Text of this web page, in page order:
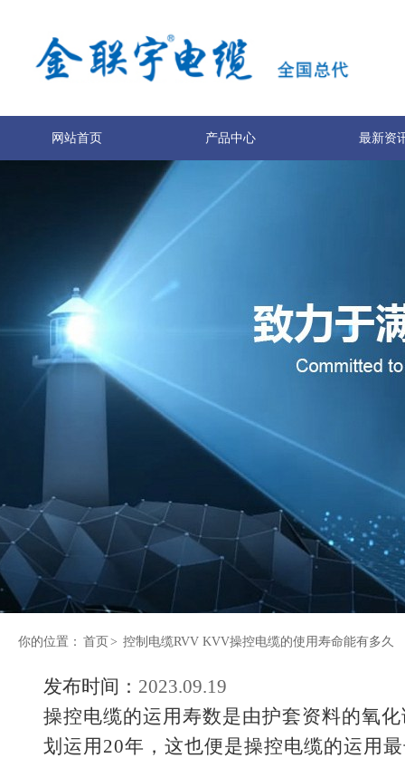
网站首页 产品中心 最新资
联系我们
你的位置： 首页 > 控制电缆RVV KVV操控电缆的使用寿命能有多久
发布时间： 2023.09.19
操控电缆的运用寿数是由护套资料的氧
划运用20年，这也便是操控电缆的运用